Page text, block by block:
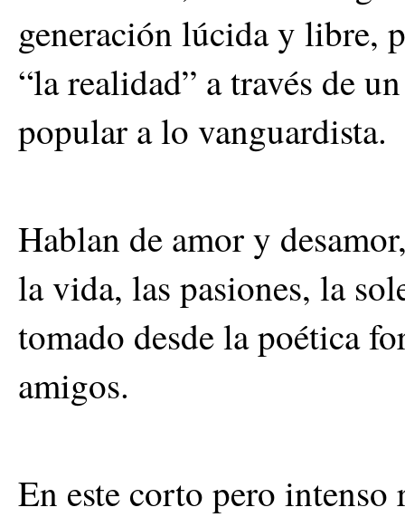
generación lúcida y libre,
“la realidad” a través de
popular a lo vanguardista.
Hablan de amor y
la vida, las pasiones, la
tomado desde la poética
amigos.
En este corto pero